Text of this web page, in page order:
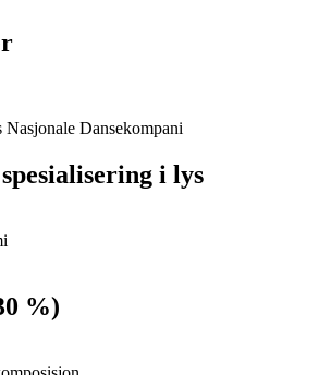
Dansekompani
i lys
%)